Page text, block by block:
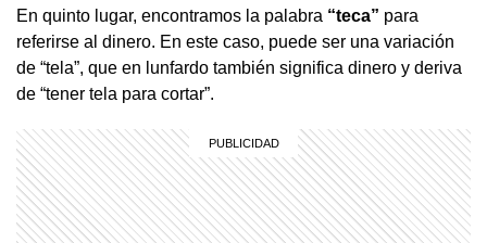
En quinto lugar, encontramos la palabra “teca” para
referirse al dinero. En este caso, puede ser una variación
de “tela”, que en lunfardo también significa dinero y deriva
de “tener tela para cortar”.